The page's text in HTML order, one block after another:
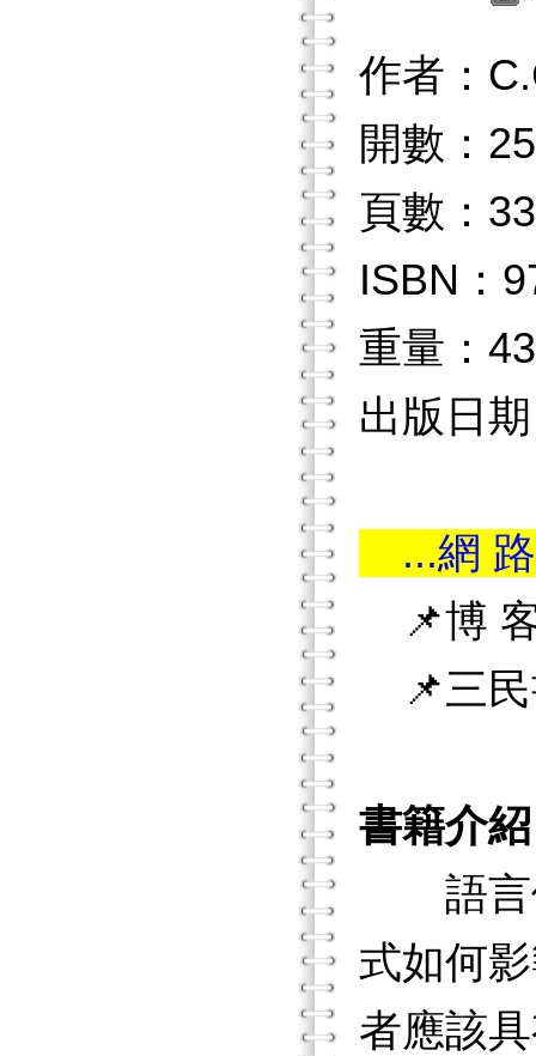
作者：
開數：25
頁數：
ISBN：
重量：
出版日
...網
📌博
📌三民
書籍介紹
語言使
式如何
者應該